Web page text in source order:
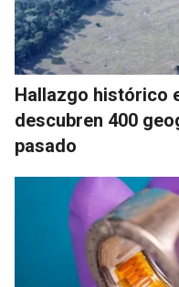
Hallazgo histórico
descubren 400
pasado